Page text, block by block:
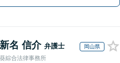
新名 信介 弁護士 岡山県
葵綜合法律事務所